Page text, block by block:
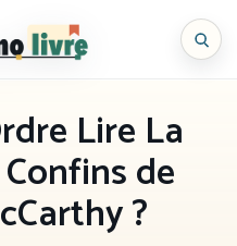
Lire La
de
?